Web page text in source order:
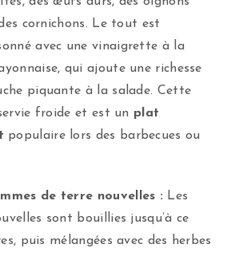
cornichons. Le tout est
avec une vinaigrette à la
qui ajoute une richesse
piquante à la salade. Cette
froide et est un plat
populaire lors des barbecues ou
de terre nouvelles : Les
sont bouillies jusqu’à ce
puis mélangées avec des herbes